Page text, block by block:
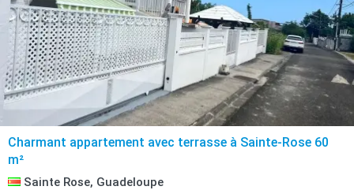
Charmant appartement avec terrasse à Sainte-Rose 60
m²
Sainte Rose, Guadeloupe